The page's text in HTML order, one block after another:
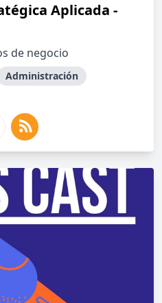
Aplicada -
de negocio
Administración